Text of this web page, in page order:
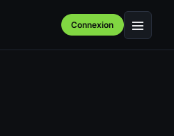
Connexion Menu